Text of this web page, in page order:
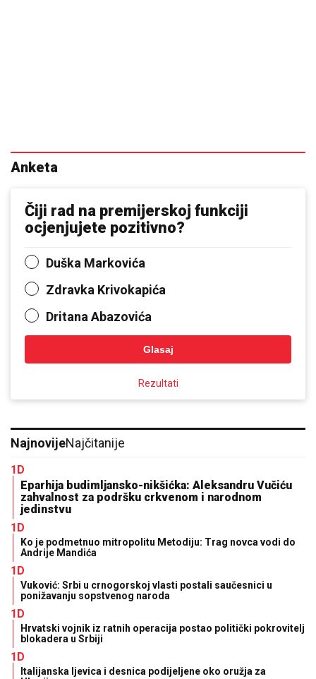
Anketa
Čiji rad na premijerskoj funkciji
ocjenjujete pozitivno?
Duška Markovića
Zdravka Krivokapića
Dritana Abazovića
Glasaj
Rezultati
NajnovijeNajčitanije
1D
Eparhija budimljansko-nikšićka: Aleksandru Vučiću
zahvalnost za podršku crkvenom i narodnom
jedinstvu
1D
Ko je podmetnuo mitropolitu Metodiju: Trag novca vodi do
Andrije Mandića
1D
Vuković: Srbi u crnogorskoj vlasti postali saučesnici u
ponižavanju sopstvenog naroda
1D
Hrvatski vojnik iz ratnih operacija postao politički pokrovitelj
blokadera u Srbiji
1D
Italijanska ljevica i desnica podijeljene oko oružja za